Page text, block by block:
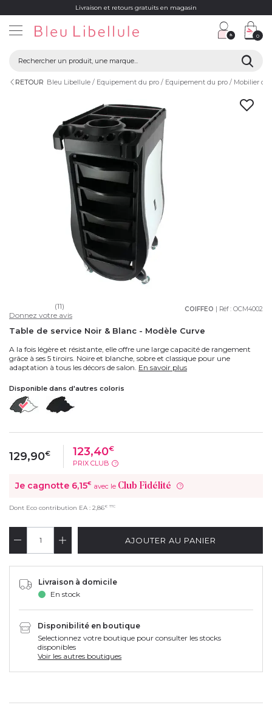
Livraison et retours gratuits en magasin
0
RETOUR Bleu Libellule Equipement du pro Equipement du pro Mobilier du
COIFFEO | Réf : OCM4002
(11)
Donnez votre avis
Table de service Noir & Blanc - Modèle Curve
A la fois légère et résistante, elle offre une large capacité de rangement
grâce à ses 5 tiroirs. Noire et blanche, sobre et classique pour une
adaptation à tous les décors de salon. En savoir plus
Disponible dans d'autres coloris
129,90€ 123,40€
PRIX CLUB ?
Je cagnotte 6,15€ avec le Club Fidélité ?
Dont Eco contribution EA : 2,86€ TTC
AJOUTER AU PANIER
Livraison à domicile
En stock
Disponibilité en boutique
Selectionnez votre boutique pour consulter les stocks
disponibles
Voir les autres boutiques